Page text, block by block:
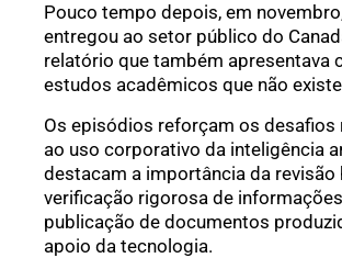
Pouco tempo depois, em
entregou ao setor público do
relatório que também apresentava
estudos acadêmicos que não
Os episódios reforçam os desafios
ao uso corporativo da inteligência
destacam a importância da revisão
verificação rigorosa de
publicação de documentos
apoio da tecnologia.